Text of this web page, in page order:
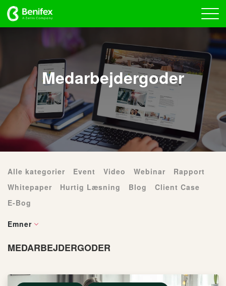
Medarbejdergoder
Alle kategorier Event Video Webinar
Rapport
Whitepaper
Hurtig Læsning Blog
Client Case
E-Bog
Emner
MEDARBEJDERGODER